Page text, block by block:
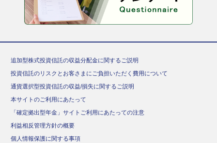
追加型株式投資信託の収益分配金に関するご説明
投資信託のリスクとお客さまにご負担いただく費用について
通貨選択型投資信託の収益/損失に関するご説明
本サイトのご利用にあたって
「確定拠出型年金」サイトご利用にあたっての注意
利益相反管理方針の概要
個人情報保護に関する事項